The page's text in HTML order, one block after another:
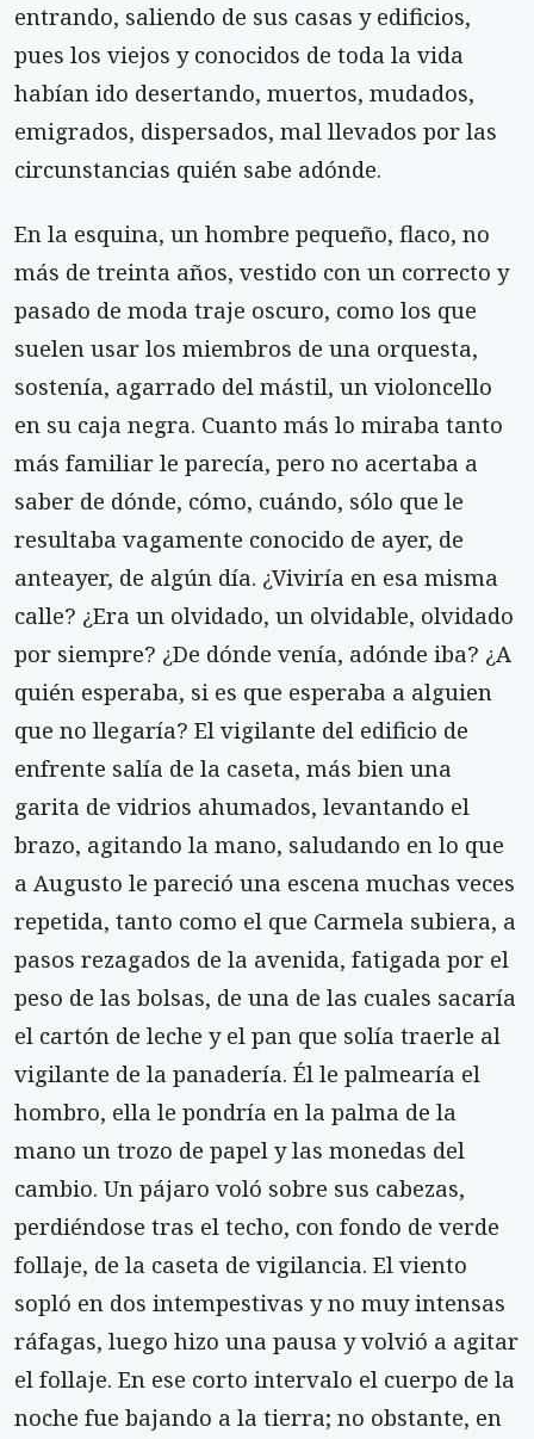
entrando, saliendo de sus casas y edificios,
pues los viejos y conocidos de toda la vida
habían ido desertando, muertos, mudados,
emigrados, dispersados, mal llevados por las
circunstancias quién sabe adónde.
En la esquina, un hombre pequeño, flaco, no
más de treinta años, vestido con un correcto y
pasado de moda traje oscuro, como los que
suelen usar los miembros de una orquesta,
sostenía, agarrado del mástil, un violoncello
en su caja negra. Cuanto más lo miraba tanto
más familiar le parecía, pero no acertaba a
saber de dónde, cómo, cuándo, sólo que le
resultaba vagamente conocido de ayer, de
anteayer, de algún día. ¿Viviría en esa misma
calle? ¿Era un olvidado, un olvidable, olvidado
por siempre? ¿De dónde venía, adónde iba? ¿A
quién esperaba, si es que esperaba a alguien
que no llegaría? El vigilante del edificio de
enfrente salía de la caseta, más bien una
garita de vidrios ahumados, levantando el
brazo, agitando la mano, saludando en lo que
a Augusto le pareció una escena muchas veces
repetida, tanto como el que Carmela subiera, a
pasos rezagados de la avenida, fatigada por el
peso de las bolsas, de una de las cuales sacaría
el cartón de leche y el pan que solía traerle al
vigilante de la panadería. Él le palmearía el
hombro, ella le pondría en la palma de la
mano un trozo de papel y las monedas del
cambio. Un pájaro voló sobre sus cabezas,
perdiéndose tras el techo, con fondo de verde
follaje, de la caseta de vigilancia. El viento
sopló en dos intempestivas y no muy intensas
ráfagas, luego hizo una pausa y volvió a agitar
el follaje. En ese corto intervalo el cuerpo de la
noche fue bajando a la tierra; no obstante, en